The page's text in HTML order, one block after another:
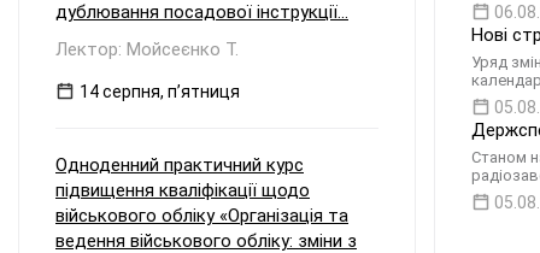
Нові
Уряд
Станом
дублювання посадової інструкції...
Лектор: Мойсеєнко Т.
14 серпня, пʼятниця
Одноденний практичний курс
підвищення кваліфікації щодо
військового обліку «Організація та
ведення військового обліку: зміни з